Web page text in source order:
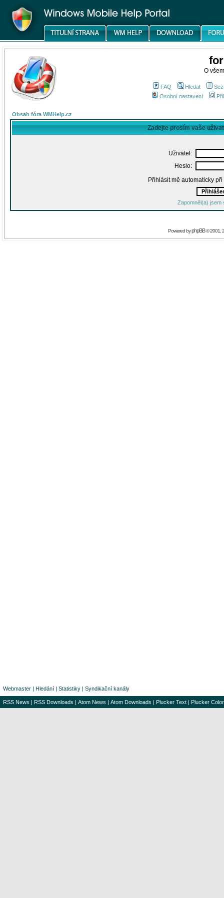
O
FAQ Hledat
Osobní nastavení
Obsah fóra WMHelp.cz
Zadejte prosím vaše
Uživatel:
Heslo:
Přihlásit mě automaticky
Zapomněl(a) jsem
Powered byphpBB© 2001,
Webmaster | Hledání | Statistiky | Syndikační kanály
RSS News | RSS Downloads | Atom News | Atom Downloads | Plucker Text | Plucker Color